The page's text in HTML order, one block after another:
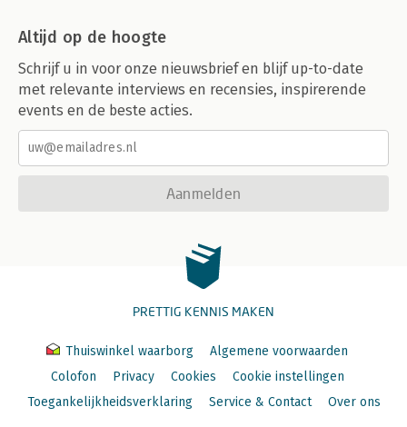
Altijd op de hoogte
Schrijf u in voor onze nieuwsbrief en blijf up-to-date
met relevante interviews en recensies, inspirerende
events en de beste acties.
Aanmelden
PRETTIG KENNIS MAKEN
Thuiswinkel waarborg
Algemene voorwaarden
Colofon
Privacy Cookies
Cookie instellingen
Toegankelijkheidsverklaring
Service & Contact Over ons